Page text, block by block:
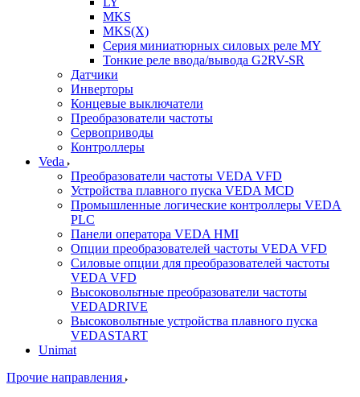
MKS
MKS(X)
Серия миниатюрных силовых реле MY
Тонкие реле ввода/вывода G2RV-SR
Датчики
Инверторы
Концевые выключатели
Преобразователи частоты
Сервоприводы
Контроллеры
Veda
Преобразователи частоты VEDA VFD
Устройства плавного пуска VEDA MCD
Промышленные логические контроллеры VEDA
PLC
Панели оператора VEDA HMI
Опции преобразователей частоты VEDA VFD
Силовые опции для преобразователей частоты
VEDA VFD
Высоковольтные преобразователи частоты
VEDADRIVE
Высоковольтные устройства плавного пуска
VEDASTART
Unimat
Прочие направления